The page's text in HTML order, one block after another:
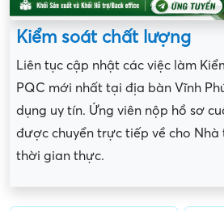
Kiểm soát chất lượng
Liên tục cập nhật các việc làm
PQC mới nhất tại địa bàn Vĩnh
dụng uy tín. Ứng viên nộp hồ sơ
được chuyển trực tiếp về cho Nhà
thời gian thực.